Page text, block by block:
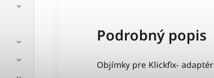
Podrobný popis
Objímky pre Klickfix- adaptér